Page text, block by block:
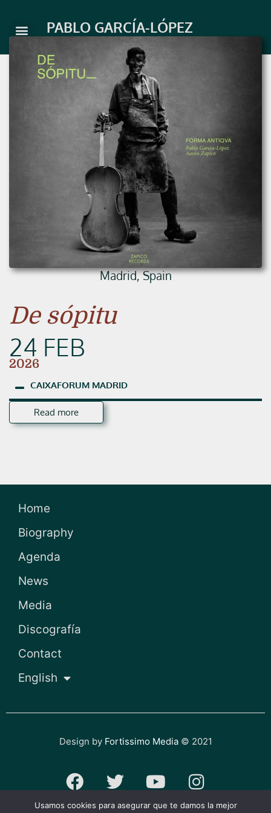
content
PABLO GARCÍA-LÓPEZ
Madrid, Spain
De sópitu
24 FEB
2026
CAIXAFORUM MADRID
Read more
Home
Biography
Agenda
News
Media
Discografía
Contact
English
Design by Fortissimo Media© 2021
F
a
T
w
Y
o
I
n
Usamos cookies para asegurar que te damos la mejor